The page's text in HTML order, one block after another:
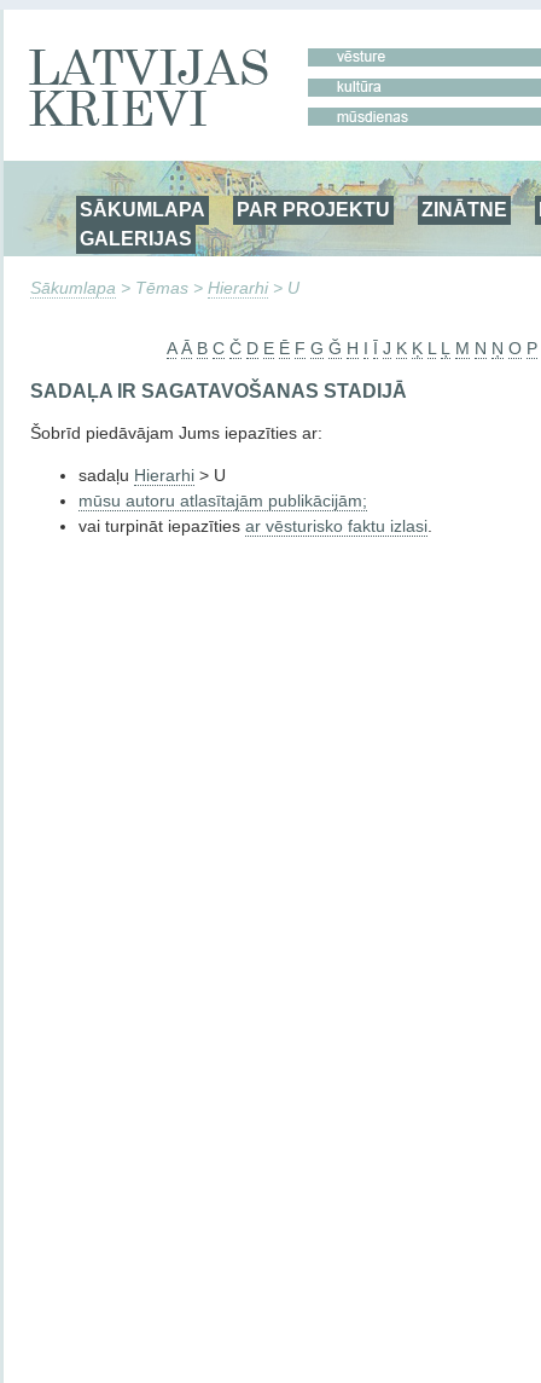
SĀKUMLAPA PAR PROJEKTU ZINĀTNE
GALERIJAS
Sākumlapa > Tēmas > Hierarhi> U
A Ā B C Č D E Ē F G Ğ H I Ī J K Ķ L Ļ M N Ņ O P
SADAĻA IR SAGATAVOŠANAS STADIJĀ
Šobrīd piedāvājam Jums iepazīties ar:
sadaļu Hierarhi > U
mūsu autoru atlasītajām publikācijām;
vai turpināt iepazīties ar vēsturisko faktu izlasi